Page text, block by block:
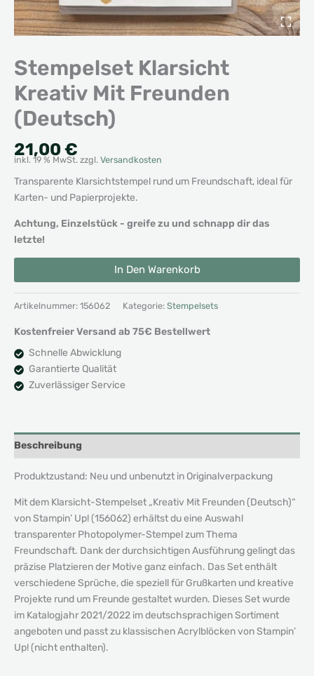
Stempelset Klarsicht
Kreativ Mit Freunden
(Deutsch)
21,00 €
inkl. 19 % MwSt. zzgl. Versandkosten
Transparente Klarsichtstempel rund um Freundschaft, ideal für
Karten- und Papierprojekte.
Achtung, Einzelstück - greife zu und schnapp dir das
letzte!
Stempelset
Mit
(Deutsch)
Menge
In Den Warenkorb
Alternative:
Artikelnummer: 156062 Kategorie: Stempelsets
Kostenfreier Versand ab 75€ Bestellwert
Schnelle Abwicklung
Garantierte Qualität
Zuverlässiger Service
Beschreibung
Produktzustand: Neu und unbenutzt in Originalverpackung
Mit dem Klarsicht-Stempelset „Kreativ Mit Freunden (Deutsch)“
von Stampin’ Up! (156062) erhältst du eine Auswahl
transparenter Photopolymer-Stempel zum Thema
Freundschaft. Dank der durchsichtigen Ausführung gelingt das
präzise Platzieren der Motive ganz einfach. Das Set enthält
verschiedene Sprüche, die speziell für Grußkarten und kreative
Projekte rund um Freunde gestaltet wurden. Dieses Set wurde
im Katalogjahr 2021/2022 im deutschsprachigen Sortiment
angeboten und passt zu klassischen Acrylblöcken von Stampin’
Up! (nicht enthalten).